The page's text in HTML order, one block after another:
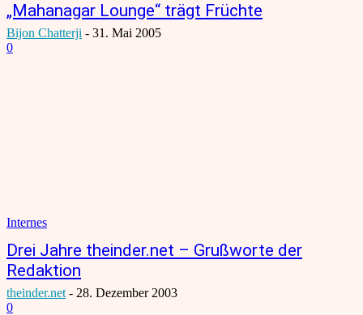
„Mahanagar Lounge“ trägt Früchte
Bijon Chatterji - 31. Mai 2005
0
Internes
Drei Jahre theinder.net – Grußworte der
Redaktion
theinder.net - 28. Dezember 2003
0